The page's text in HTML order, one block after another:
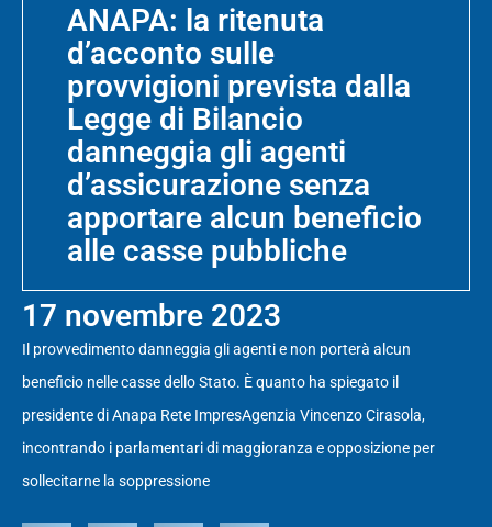
ANAPA: la ritenuta
d’acconto sulle
provvigioni prevista dalla
Legge di Bilancio
danneggia gli agenti
d’assicurazione senza
apportare alcun beneficio
alle casse pubbliche
17 novembre 2023
Il provvedimento danneggia gli agenti e non porterà alcun
beneficio nelle casse dello Stato. È quanto ha spiegato il
presidente di Anapa Rete ImpresAgenzia Vincenzo Cirasola,
incontrando i parlamentari di maggioranza e opposizione per
sollecitarne la soppressione